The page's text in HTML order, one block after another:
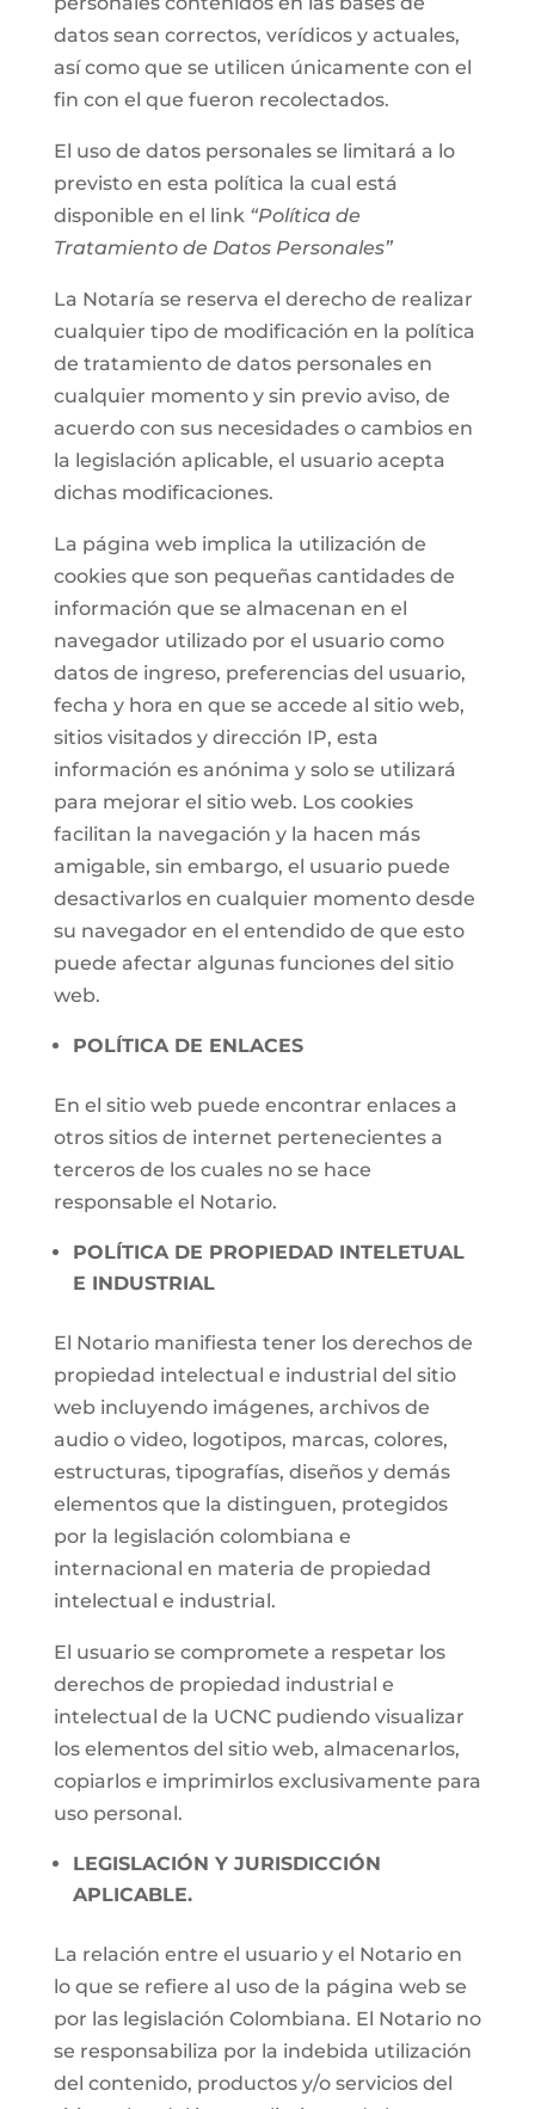
datos sean correctos, verídicos y actuales,
así como que se utilicen únicamente con el
fin con el que fueron recolectados.
El uso de datos personales se limitará a lo
previsto en esta política la cual está
disponible en el link “Política de
Tratamiento de Datos Personales”
La Notaría se reserva el derecho de realizar
cualquier tipo de modificación en la política
de tratamiento de datos personales en
cualquier momento y sin previo aviso, de
acuerdo con sus necesidades o cambios en
la legislación aplicable, el usuario acepta
dichas modificaciones.
La página web implica la utilización de
cookies que son pequeñas cantidades de
información que se almacenan en el
navegador utilizado por el usuario como
datos de ingreso, preferencias del usuario,
fecha y hora en que se accede al sitio web,
sitios visitados y dirección IP, esta
información es anónima y solo se utilizará
para mejorar el sitio web. Los cookies
facilitan la navegación y la hacen más
amigable, sin embargo, el usuario puede
desactivarlos en cualquier momento desde
su navegador en el entendido de que esto
puede afectar algunas funciones del sitio
web.
POLÍTICA DE ENLACES
En el sitio web puede encontrar enlaces a
otros sitios de internet pertenecientes a
terceros de los cuales no se hace
responsable el Notario.
POLÍTICA DE PROPIEDAD INTELETUAL
E INDUSTRIAL
El Notario manifiesta tener los derechos de
propiedad intelectual e industrial del sitio
web incluyendo imágenes, archivos de
audio o video, logotipos, marcas, colores,
estructuras, tipografías, diseños y demás
elementos que la distinguen, protegidos
por la legislación colombiana e
internacional en materia de propiedad
intelectual e industrial.
El usuario se compromete a respetar los
derechos de propiedad industrial e
intelectual de la UCNC pudiendo visualizar
los elementos del sitio web, almacenarlos,
copiarlos e imprimirlos exclusivamente para
uso personal.
LEGISLACIÓN Y JURISDICCIÓN
APLICABLE.
La relación entre el usuario y el Notario en
lo que se refiere al uso de la página web se
por las legislación Colombiana. El Notario no
se responsabiliza por la indebida utilización
del contenido, productos y/o servicios del